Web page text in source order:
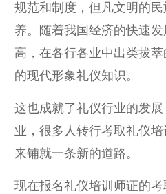
规范和制度，但凡文明的
养。随着我国经济的快速
高，在各行各业中出类拔
的现代形象礼仪知识。
这也成就了礼仪行业的发
业，很多人转行考取礼仪
来铺就一条新的道路。
现在报名礼仪培训师证的